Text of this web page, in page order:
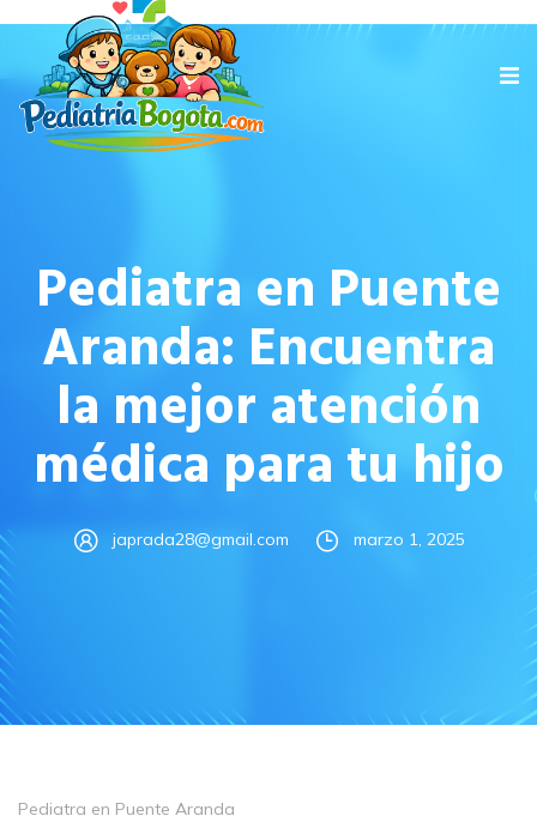
Pediatra en Puente
Aranda: Encuentra
la mejor atención
médica para tu hijo
japrada28@gmail.com marzo 1, 2025
Pediatra en Puente Aranda